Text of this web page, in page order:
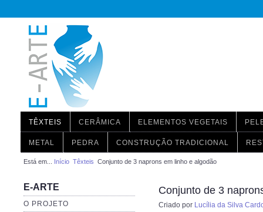
TÊXTEIS CERÂMICA ELEMENTOS VEGETAIS
METAL PEDRA CONSTRUÇÃO TRADICIONAL
Está em... Início Têxteis Conjunto de 3 naprons em linho e algodão
E-ARTE
O PROJETO
Conjunto de 3
Criado por Lucília da Silva